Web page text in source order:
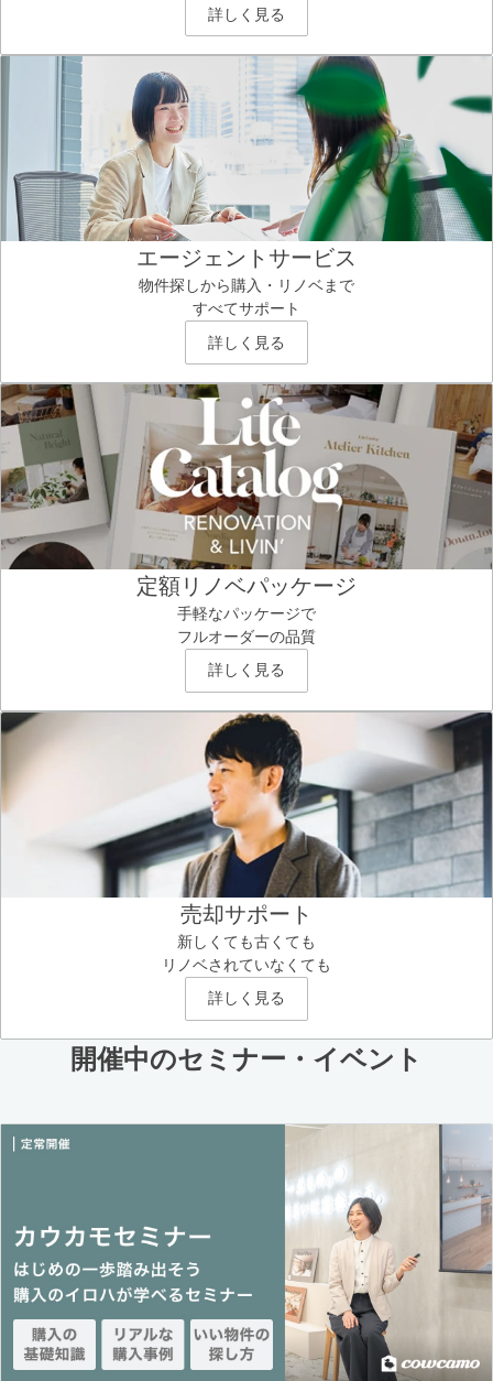
詳しく見る
エージェントサービス
物件探しから購入・リノベまで
すべてサポート
詳しく見る
定額リノベパッケージ
手軽なパッケージで
フルオーダーの品質
詳しく見る
売却サポート
新しくても古くても
リノベされていなくても
詳しく見る
開催中のセミナー・イベント